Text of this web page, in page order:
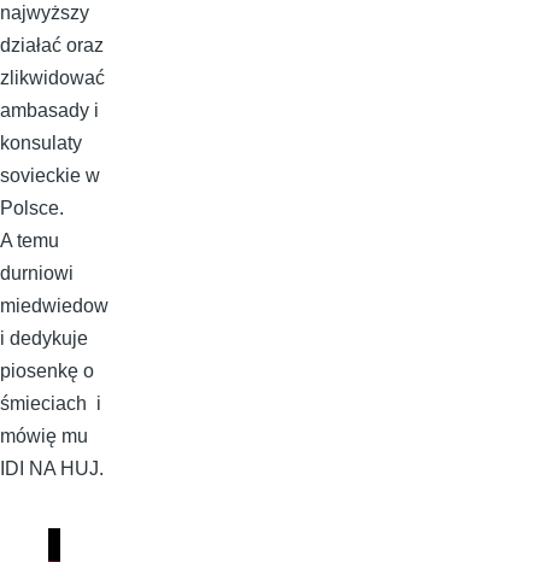
najwyższy
działać oraz
zlikwidować
ambasady i
konsulaty
sovieckie w
Polsce.
A temu
durniowi
miedwiedow
i dedykuje
piosenkę o
śmieciach i
mówię mu
IDI NA HUJ.